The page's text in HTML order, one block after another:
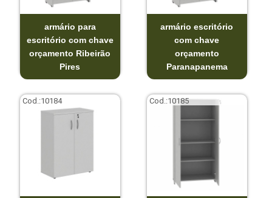
armário para
escritório com chave
orçamento Ribeirão
Pires
armário escritório
com chave
orçamento
Paranapanema
Cod.:10184 Cod.:10185